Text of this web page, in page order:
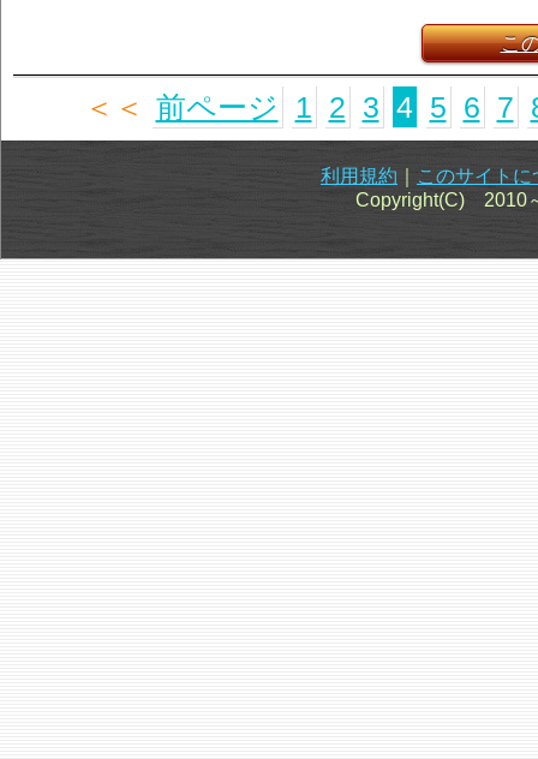
こ
＜＜ 前ページ 1 2 3 4 5 6 7
利用規約
このサイトに
Copyright(C) 2010